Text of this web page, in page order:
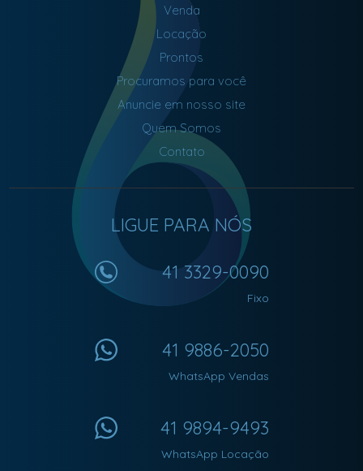
Venda
Locação
Prontos
Procuramos para você
Anuncie em nosso site
Quem Somos
Contato
LIGUE PARA NÓS
41 3329-0090
Fixo
41 9886-2050
WhatsApp Vendas
41 9894-9493
WhatsApp Locação